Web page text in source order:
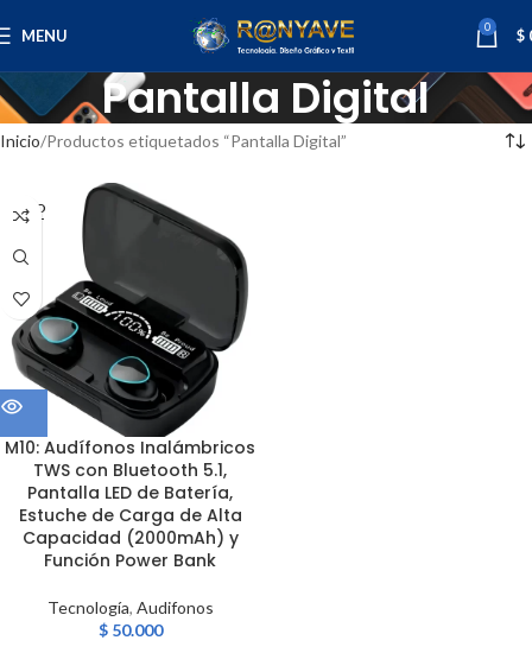
MENU 0 $
Pantalla Digital
Inicio Productos etiquetados “Pantalla Digital”
SOLD
OUT
M10: Audífonos Inalámbricos
TWS con Bluetooth 5.1,
Pantalla LED de Batería,
Estuche de Carga de Alta
Capacidad (2000mAh) y
Función Power Bank
Tecnología, Audifonos
$50.000